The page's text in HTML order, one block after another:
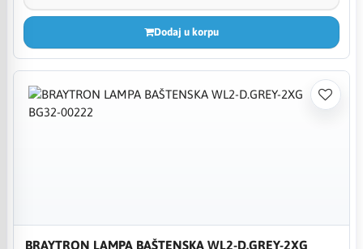
Dodaj u korpu
BRAYTRON LAMPA BAŠTENSKA WL2-D.GREY-2XG